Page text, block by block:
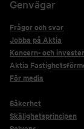
Genvägar
Frågor och svar
Jobba på Aktia
Koncern- och
Aktia
För media
Säkerhet
Skälighetsprincipen